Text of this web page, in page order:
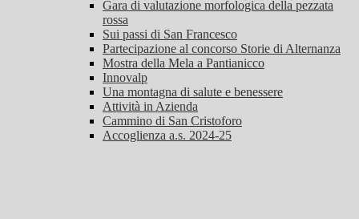
Gara di valutazione morfologica della pezzata
rossa
Sui passi di San Francesco
Partecipazione al concorso Storie di Alternanza
Mostra della Mela a Pantianicco
Innovalp
Una montagna di salute e benessere
Attività in Azienda
Cammino di San Cristoforo
Accoglienza a.s. 2024-25